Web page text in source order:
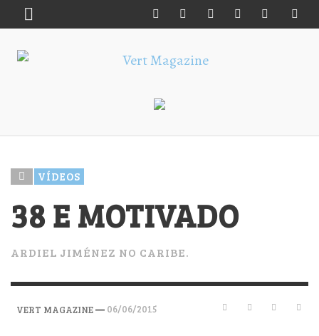
VÍDEOS
38 E MOTIVADO
ARDIEL JIMÉNEZ NO CARIBE.
VERT MAGAZINE— 06/06/2015